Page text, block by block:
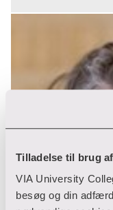
Tilladelse til brug
VIA University
besøg og din